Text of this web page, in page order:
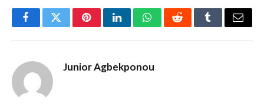
FacebookTwitterPinterestLinkedInWhatsAppRedditTumblrEmail
Junior Agbekponou